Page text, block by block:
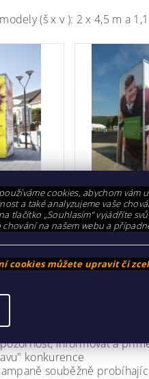
(š x v ): 2 x 4,5 m a
– reklamní stojan na
stojan je nejlepší
zejména zakázkové POS a
vás, pokud potřebujete:
produktové linie
na trh
zákazníka o
informovat a
konkurence
souběžně
cookies, abychom
a také analyzujeme vaše
tlačítko „Souhlasím“ vyjádříte
na našem webu a
cookies můžete upravit či